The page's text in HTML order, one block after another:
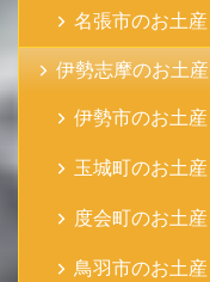
名張市のお土産
伊勢志摩のお土産
伊勢市のお土産
玉城町のお土産
度会町のお土産
鳥羽市のお土産